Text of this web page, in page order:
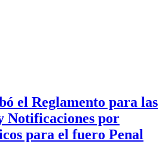
el Reglamento para las
Notificaciones por
para el fuero Penal